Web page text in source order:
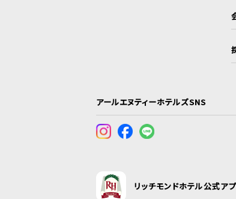
アールエヌティーホテルズSNS
リッチモンドホテル公式ア